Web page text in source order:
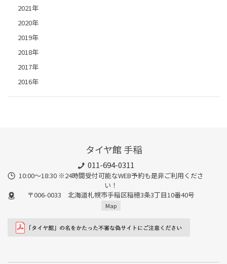
2021年
2020年
2019年
2018年
2017年
2016年
タイヤ館 手稲
011-694-0311
10:00～18:30 ※24時間受付可能なWEB予約も是非ご利用くださ
い！
〒006-0033 北海道札幌市手稲区稲穂3条3丁目10番40号
Map